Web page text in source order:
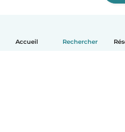
Accueil Rechercher